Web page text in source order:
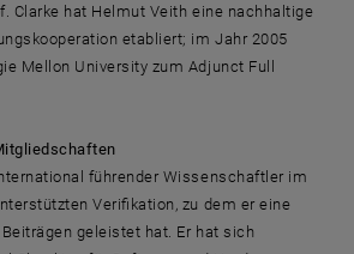
Clarke hat Helmut Veith eine nachhaltige
etabliert; im Jahr 2005
Mellon University zum Adjunct Full
führender Wissenschaftler im
Verifikation, zu dem er eine
geleistet hat. Er hat sich